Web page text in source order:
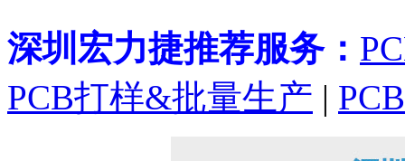
深圳宏力捷推荐服务：
PCB打样&批量生产 |